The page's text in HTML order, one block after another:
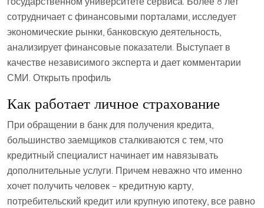
сотрудничает с финансовыми порталами, исследует
экономические рынки, банковскую деятельность,
анализирует финансовые показатели. Выступает в
качестве независимого эксперта и дает комментарии
СМИ. Открыть профиль
Как работает личное страхование
При обращении в банк для получения кредита,
большинство заемщиков сталкиваются с тем, что
кредитный специалист начинает им навязывать
дополнительные услуги. Причем неважно что именно
хочет получить человек – кредитную карту,
потребительский кредит или крупную ипотеку, все равно